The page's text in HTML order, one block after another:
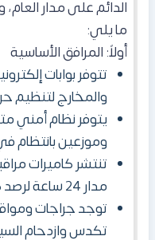
الدائم على مدار العام،
ما يلي:
أولاً: المرافق الأساسية
تتوفر بوابات
والمخارج لتنظيم
يتوفر نظام أمني
وموزعين بانتظام
تنتشر كاميرات
مدار 24 ساعة لرصد كافة التحركات وضمان السلامة.
توجد جراجات
تكدس وازدحام